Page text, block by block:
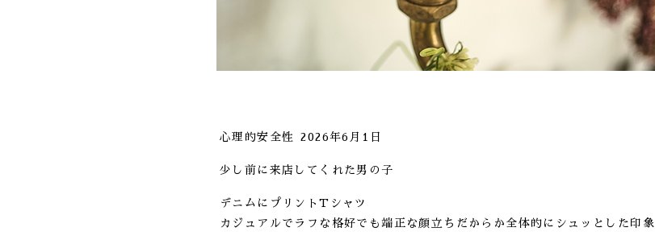
心理的安全性 2026年6月1日
少し前に来店してくれた男の子
デニムにプリントTシャツ
カジュアルでラフな格好でも端正な顔立ちだからか全体的にシュッとした印象